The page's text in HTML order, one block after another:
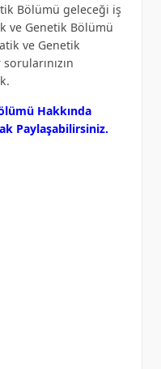
Bölümü geleceği iş
ve Genetik Bölümü
ve Genetik
Hakkında
Paylaşabilirsiniz.